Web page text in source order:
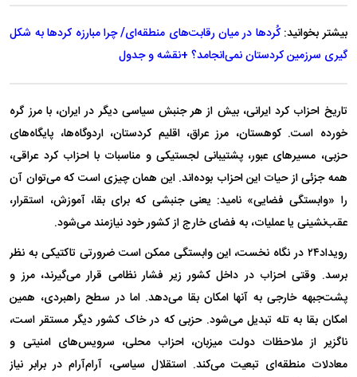
بیشتر بخوانید:کُرد‌ها در میان رقابت‌های منطقه‌ای/ چرا مبارزه کرد‌ها به شکل
گیری سرزمین کردستان نمی‌انجامد؟ +نقشه و جدول
تاریخ احزاب کرد ایرانی، بیش از هر جنبش سیاسی دیگر در ایران، با مرز گره
خورده است. کوهستان، مرز عراق، اقلیم کردستان، اردوگاه‌ها، پایگاه‌های
حزبی، مسیر‌های عبور، پشتیبانی لجستیکی و مناسبات با احزاب کرد عراقی،
همه جزئی از حیات این احزاب بوده‌اند. این همان چیزی است که می‌توان آن
را «وابستگی فضایی» نامید: یعنی جنبشی که برای بقا، آموزش، استقرار،
عقب‌نشینی یا عملیات، به فضای خارج از کشور خود نیازمند می‌شود.
رویداد۲۴ در نگاه نخست، این وابستگی ممکن است ضرورتی تاکتیکی به نظر
برسد. وقتی احزاب در داخل کشور زیر فشار نظامی قرار می‌گیرند، مرز و
پشت‌جبهه خارجی به آنها امکان بقا می‌دهد. اما در سطح راهبردی، همین
امکان بقا به تله تبدیل می‌شود. حزبی که در خاک کشور دیگر مستقر است،
ناگزیر از ملاحظات دولت میزبان، احزاب محلی، سرویس‌های امنیتی و
معادلات منطقه‌ای تبعیت می‌کند. استقلال سیاسی، آرام‌آرام در برابر نیاز